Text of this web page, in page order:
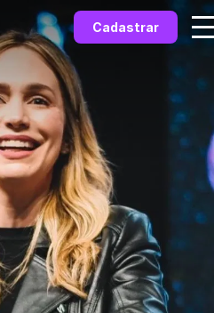
Cadastrar